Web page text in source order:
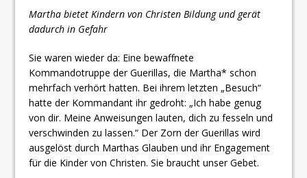
Martha bietet Kindern von Christen Bildung und gerät
dadurch in Gefahr
Sie waren wieder da: Eine bewaffnete
Kommandotruppe der Guerillas, die Martha* schon
mehrfach verhört hatten. Bei ihrem letzten „Besuch“
hatte der Kommandant ihr gedroht: „Ich habe genug
von dir. Meine Anweisungen lauten, dich zu fesseln und
verschwinden zu lassen.“ Der Zorn der Guerillas wird
ausgelöst durch Marthas Glauben und ihr Engagement
für die Kinder von Christen. Sie braucht unser Gebet.